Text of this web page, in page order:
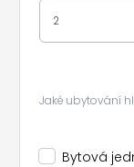
2
Jaké ubytování
Bytová